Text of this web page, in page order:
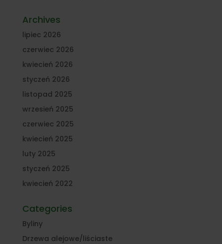
Archives
lipiec 2026
czerwiec 2026
kwiecień 2026
styczeń 2026
listopad 2025
wrzesień 2025
czerwiec 2025
kwiecień 2025
luty 2025
styczeń 2025
kwiecień 2022
Categories
Byliny
Drzewa alejowe/liściaste